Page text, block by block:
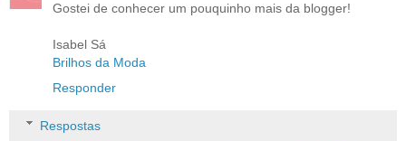
Gostei de conhecer um pouquinho mais da blogger!
Isabel Sá
Brilhos da Moda
Responder
Respostas